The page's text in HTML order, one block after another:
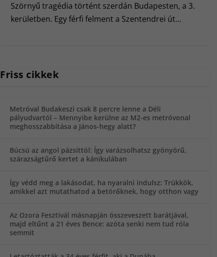
Szörnyű tragédia történt szerdán Budapesten, a 3.
kerületben. Egy férfi felment a Szentendrei út...
Friss cikkek
Metróval Budakeszi csak 8 percre lenne a Déli
pályudvartól – Mennyibe kerülne az M2-es metróvonal
meghosszabbítása a János-hegy alatt?
Búcsú az angol pázsittól: Így varázsolhatsz gyönyörű,
szárazságtűrő kertet a kánikulában
Így védd meg a lakásodat, ha nyaralni indulsz: Trükkök,
amikkel azt mutathatod a betörőknek, hogy otthon vagy
Az Ozora Fesztivál másnapján összeveszett barátjával,
majd eltűnt a 21 éves Bence: azóta senki nem tud róla
semmit